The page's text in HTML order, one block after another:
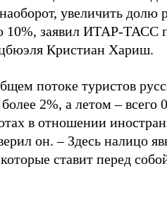
увеличить долю
10%, заявил ИТАР-ТАСС
Кристиан Хариш.
потоке туристов
2%, а летом – всего
в отношении
он. – Здесь налицо
ставит перед